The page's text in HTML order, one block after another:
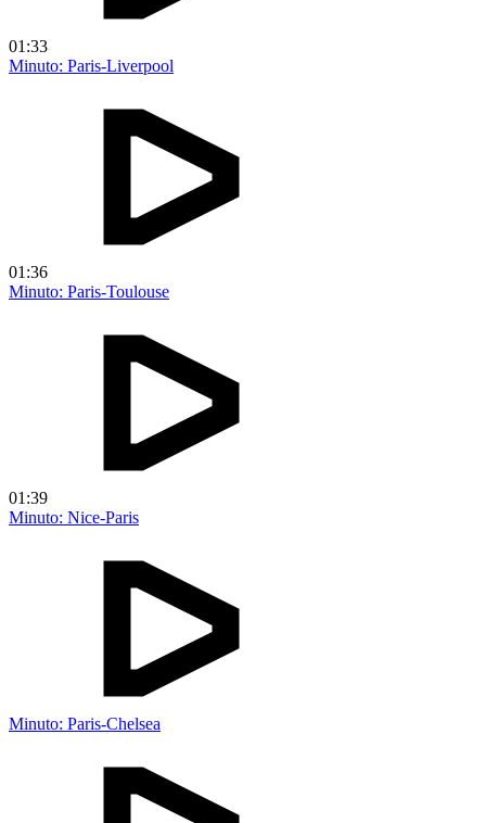
01:33
Minuto: Paris-Liverpool
01:36
Minuto: Paris-Toulouse
01:39
Minuto: Nice-Paris
Minuto: Paris-Chelsea